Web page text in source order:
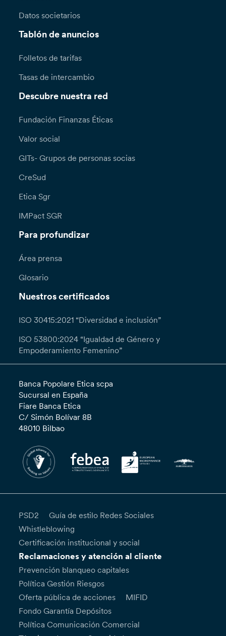
Datos societarios
Tablón de anuncios
Folletos de tarifas
Tasas de intercambio
Descubre nuestra red
Fundación Finanzas Éticas
Valor social
GITs- Grupos de personas socias
CreSud
Etica Sgr
IMPact SGR
Para profundizar
Área prensa
Glosario
Nuestros certificados
ISO 30415:2021 “Diversidad e inclusión”
ISO 53800:2024 “Igualdad de Género y
Empoderamiento Femenino”
Banca Popolare Etica scpa
Sucursal en España
Fiare Banca Etica
C/ Simón Bolívar 8B
48010 Bilbao
PSD2
Guía de estilo Redes Sociales
Whistleblowing
Certificación institucional y social
Reclamaciones y atención al cliente
Prevención blanqueo capitales
Política Gestión Riesgos
Oferta pública de acciones
MIFID
Fondo Garantía Depósitos
Política Comunicación Comercial